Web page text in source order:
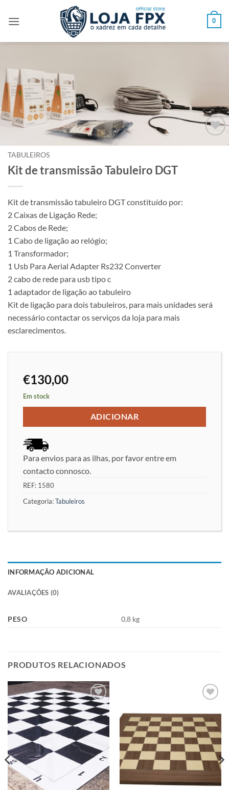
0
Adicionar
TABULEIROS
Kit de transmissão Tabuleiro DGT
Kit de transmissão tabuleiro DGT constituído por:
2 Caixas de Ligação Rede;
2 Cabos de Rede;
1 Cabo de ligação ao relógio;
1 Transformador;
1 Usb Para Aerial Adapter Rs232 Converter
2 cabo de rede para usb tipo c
1 adaptador de ligação ao tabuleiro
Kit de ligação para dois tabuleiros, para mais unidades será
necessário contactar os serviços da loja para mais
esclarecimentos.
€130,00
Em stock
ADICIONAR
Para envios para as ilhas, por favor entre em
contacto connosco.
REF: 1580
Categoria:Tabuleiros
INFORMAÇÃO ADICIONAL
AVALIAÇÕES (0)
PESO 0,8 kg
PRODUTOS RELACIONADOS
Adicionar
à lista de
desejos
à lista de
desejos